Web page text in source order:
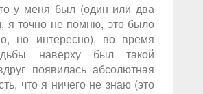
у меня был (один или два
я точно не помню, это было
но интересно), во время
наверху был такой
появилась абсолютная
что я ничего не знаю (это